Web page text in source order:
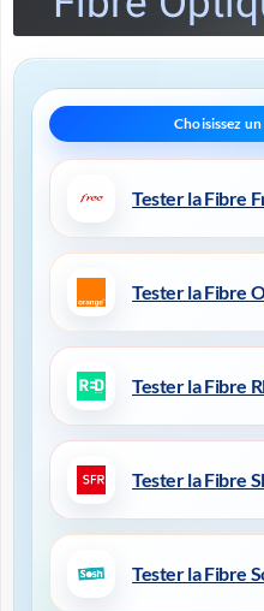
Tester la Fibre
Tester la Fibre
Tester la Fibre
Tester la Fibre
Tester la Fibre